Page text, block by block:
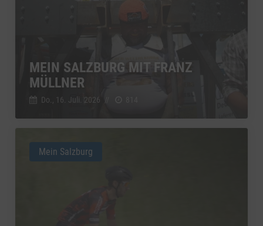
MEIN SALZBURG MIT FRANZ
MÜLLNER
Do., 16. Juli. 2026
Mein Salzburg